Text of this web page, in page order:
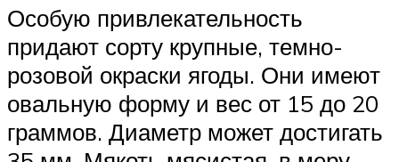
Особую привлекательность
придают сорту крупные, темно-
розовой окраски ягоды. Они имеют
овальную форму и вес от 15 до 20
граммов. Диаметр может достигать